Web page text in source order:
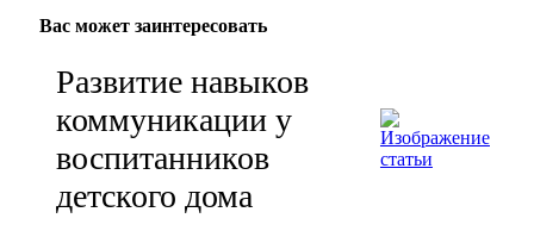
Вас может заинтересовать
Развитие навыков
коммуникации у
воспитанников
детского дома